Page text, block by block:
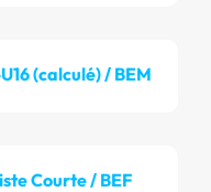
(calculé) / BEM
Courte / BEF